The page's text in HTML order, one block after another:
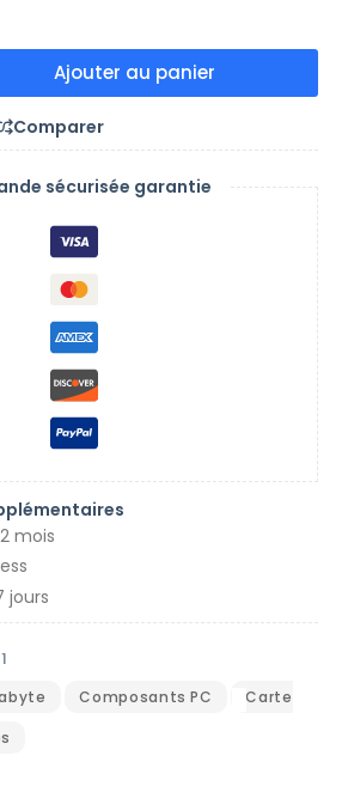
Ajouter au panier
Comparer
sécurisée garantie
mois
jours
Composants PC
Carte